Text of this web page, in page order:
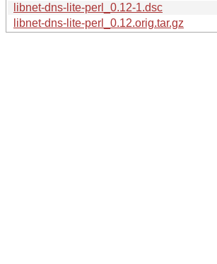
libnet-dns-lite-perl_0.12-1.dsc
libnet-dns-lite-perl_0.12.orig.tar.gz